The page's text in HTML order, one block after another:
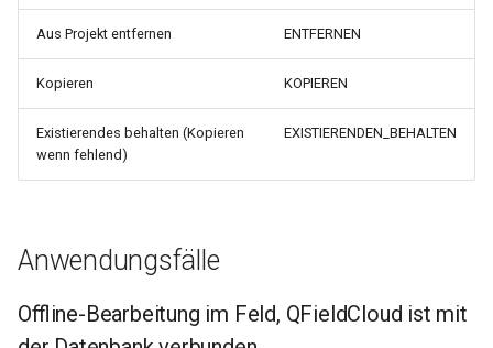
Aus Projekt entfernen ENTFERNEN
Kopieren KOPIEREN
Existierendes behalten (Kopieren
wenn fehlend)
EXISTIERENDEN_BEHALTEN
Anwendungsfälle
Offline-Bearbeitung im Feld, QFieldCloud ist mit